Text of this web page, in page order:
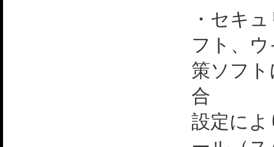
・セキ
フト、
策ソフ
合
設定に